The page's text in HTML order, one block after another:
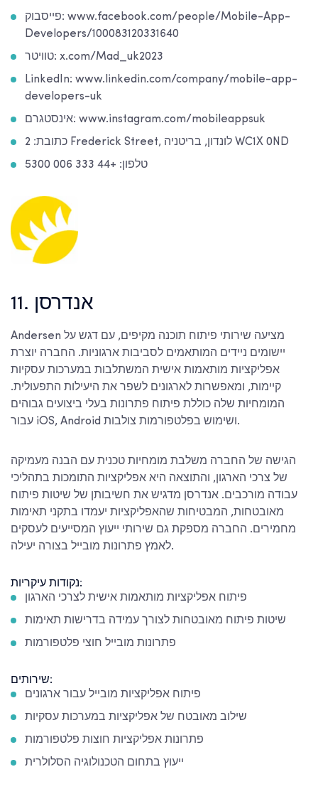
פייסבוק: www.facebook.com/people/Mobile-App-
Developers/100083120331640
טוויטר: x.com/Mad_uk2023
LinkedIn: www.linkedin.com/company/mobile-app-
developers-uk
אינסטגרם: www.instagram.com/mobileappsuk
כתובת: 2 Frederick Street, לונדון, בריטניה WC1X 0ND
טלפון: +44 333 006 5300
11. אנדרסן
Andersen מציעה שירותי פיתוח תוכנה מקיפים, עם דגש על
יישומים ניידים המותאמים לסביבות ארגוניות. החברה יוצרת
אפליקציות מותאמות אישית המשתלבות במערכות עסקיות
קיימות, ומאפשרות לארגונים לשפר את היעילות התפעולית.
המומחיות שלה כוללת פיתוח פתרונות בעלי ביצועים גבוהים
עבור iOS, Android ושימוש בפלטפורמות צולבות.
הגישה של החברה משלבת מומחיות טכנית עם הבנה מעמיקה
של צרכי הארגון, והתוצאה היא אפליקציות התומכות בתהליכי
עבודה מורכבים. אנדרסן מדגיש את חשיבותן של שיטות פיתוח
מאובטחות, המבטיחות שהאפליקציות יעמדו בתקני תאימות
מחמירים. החברה מספקת גם שירותי ייעוץ המסייעים לעסקים
לאמץ פתרונות מובייל בצורה יעילה.
נקודות עיקריות:
פיתוח אפליקציות מותאמות אישית לצרכי הארגון
שיטות פיתוח מאובטחות לצורך עמידה בדרישות תאימות
פתרונות מובייל חוצי פלטפורמות
שירותים:
פיתוח אפליקציות מובייל עבור ארגונים
שילוב מאובטח של אפליקציות במערכות עסקיות
פתרונות אפליקציות חוצות פלטפורמות
ייעוץ בתחום הטכנולוגיה הסלולרית